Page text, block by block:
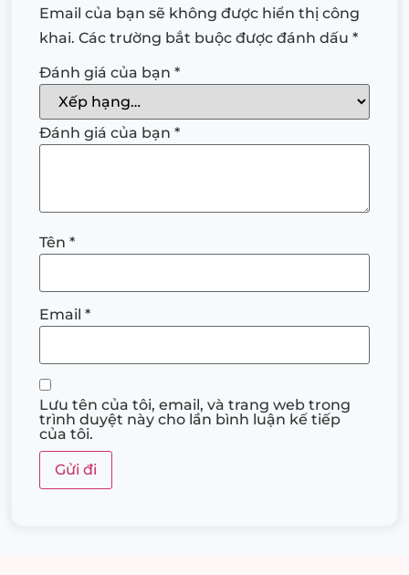
Email của bạn sẽ không được hiển thị công
khai. Các trường bắt buộc được đánh dấu *
Đánh giá của bạn *
Đánh giá của bạn *
Tên *
Email *
Lưu tên của tôi, email, và trang web trong
trình duyệt này cho lần bình luận kế tiếp
của tôi.